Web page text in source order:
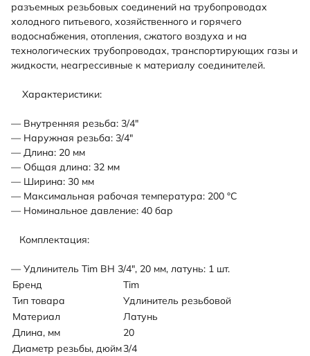
разъемных резьбовых соединений на трубопроводах
холодного питьевого, хозяйственного и горячего
водоснабжения, отопления, сжатого воздуха и на
технологических трубопроводах, транспортирующих газы и
жидкости, неагрессивные к материалу соединителей.
Характеристики:
— Внутренняя резьба: 3/4"
— Наружная резьба: 3/4"
— Длина: 20 мм
— Общая длина: 32 мм
— Ширина: 30 мм
— Максимальная рабочая температура: 200 °С
— Номинальное давление: 40 бар
Комплектация:
— Удлинитель Tim ВН 3/4", 20 мм, латунь: 1 шт.
Бренд
Tim
Тип товара
Удлинитель резьбовой
Материал
Латунь
Длина, мм
20
Диаметр резьбы, дюйм3/4